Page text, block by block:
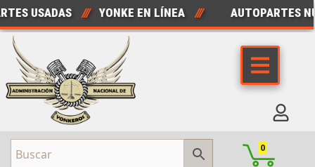
Saltar
al
contenido
USADAS /// YONKE EN LÍNEA /// AUTOPARTES
0